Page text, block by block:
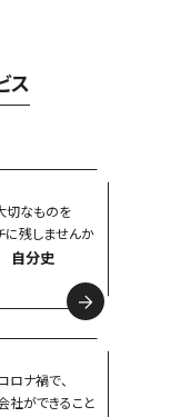
ス
切なものを
に残しませんか
自分史
ロナ禍で、
社ができること